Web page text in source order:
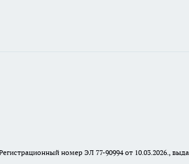
номер ЭЛ 77-90994 от 10.03.2026.,